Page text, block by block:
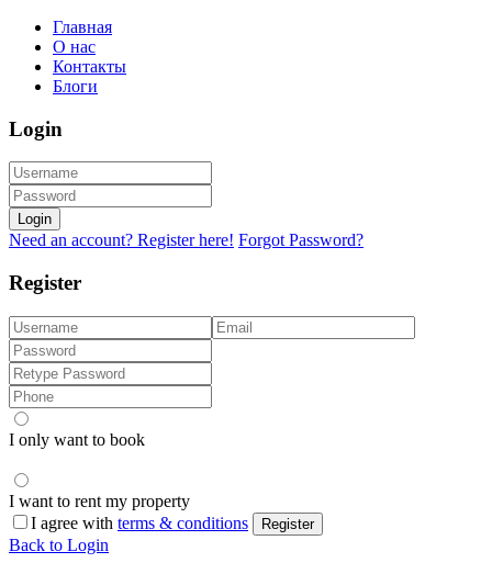
Главная
О нас
Контакты
Блоги
Login
Login
Need an account? Register here! Forgot Password?
Register
I only want to book
I want to rent my property
I agree with terms & conditions Register
Back to Login